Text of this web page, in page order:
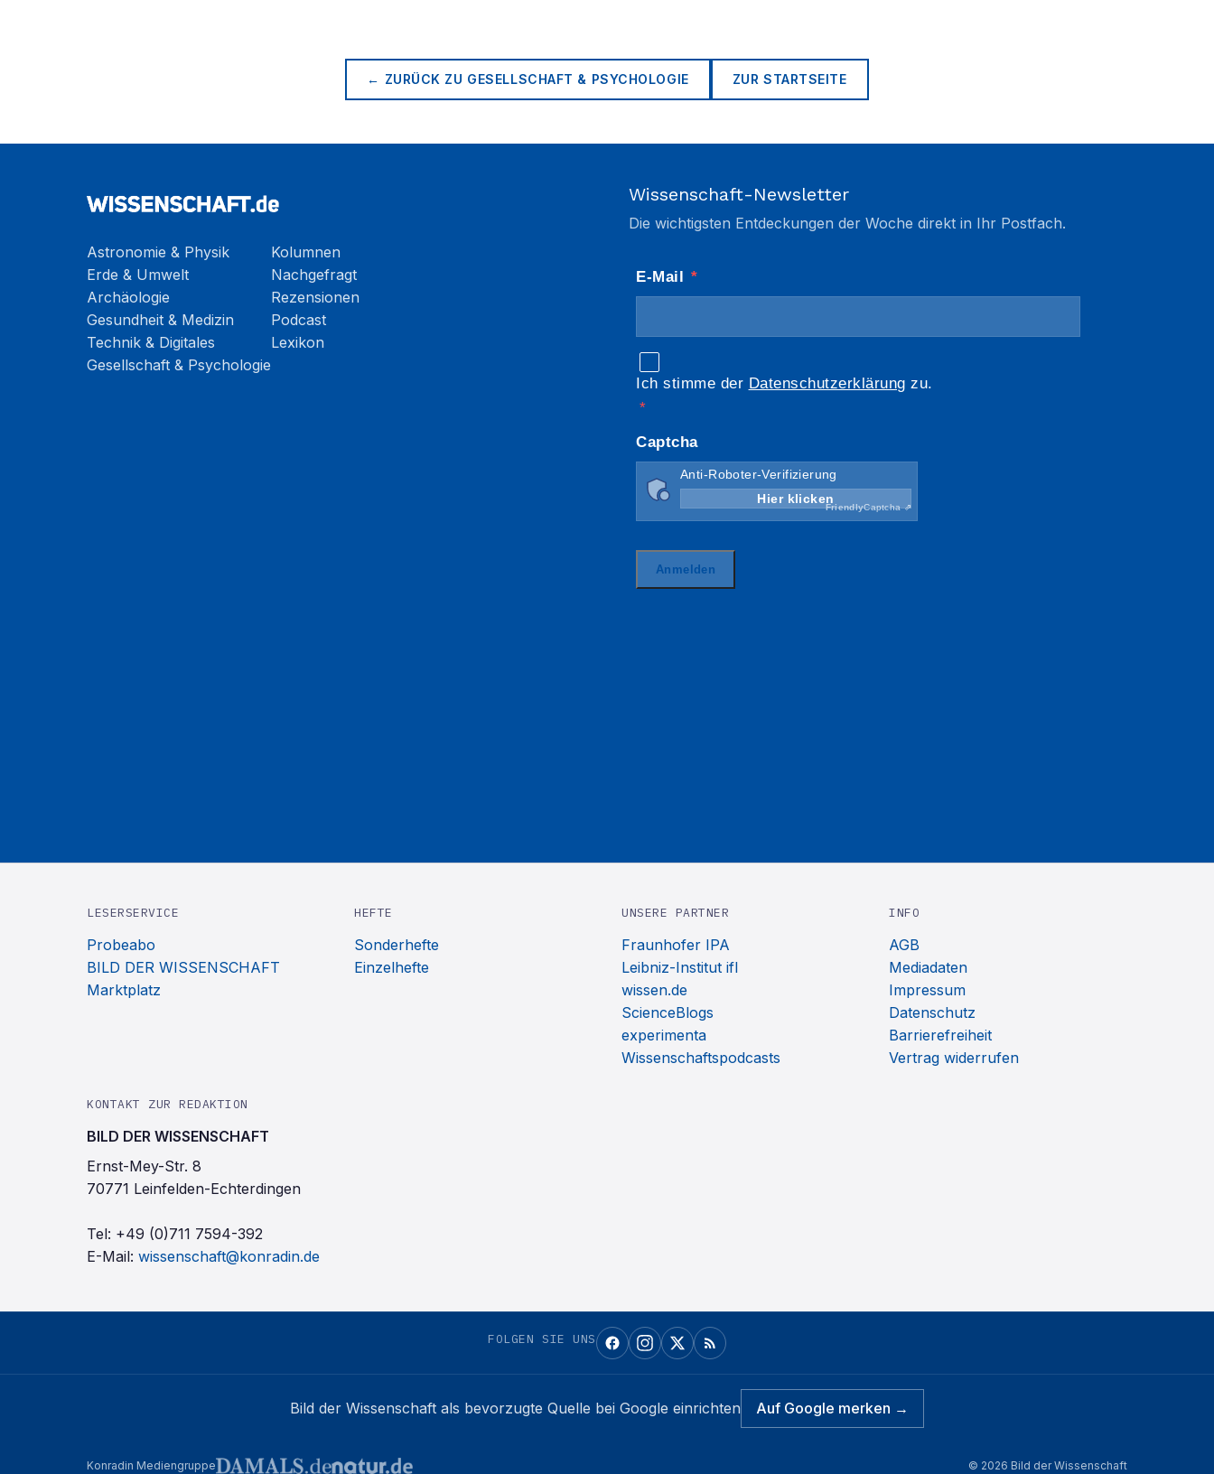
← ZURÜCK ZU GESELLSCHAFT & PSYCHOLOGIE ZUR STARTSEITE
Astronomie & Physik
Erde & Umwelt
Archäologie
Gesundheit & Medizin
Technik & Digitales
Gesellschaft & Psychologie
Kolumnen
Nachgefragt
Rezensionen
Podcast
Lexikon
Wissenschaft-Newsletter
Die wichtigsten Entdeckungen der Woche direkt in Ihr Postfach.
LESERSERVICE
Probeabo
BILD DER WISSENSCHAFT
Marktplatz
HEFTE
Sonderhefte
Einzelhefte
UNSERE PARTNER
Fraunhofer IPA
Leibniz-Institut ifl
wissen.de
ScienceBlogs
experimenta
Wissenschaftspodcasts
INFO
AGB
Mediadaten
Impressum
Datenschutz
Barrierefreiheit
Vertrag widerrufen
KONTAKT ZUR REDAKTION
BILD DER WISSENSCHAFT
Ernst-Mey-Str. 8
70771 Leinfelden-Echterdingen
Tel: +49 (0)711 7594-392
E-Mail: wissenschaft@konradin.de
FOLGEN SIE UNS
Bild der Wissenschaft als bevorzugte Quelle bei Google einrichten Auf Google merken →
Konradin Mediengruppe © 2026 Bild der Wissenschaft